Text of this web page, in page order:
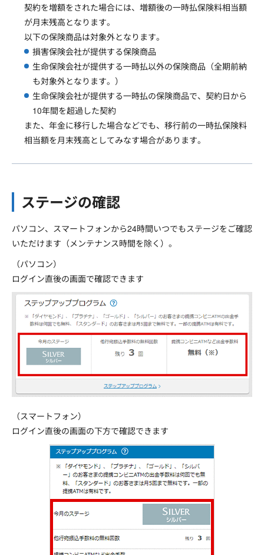
契約を増額をされた場合には、増額後の一時払保険料相当額
が月末残高となります。
以下の保険商品は対象外となります。
損害保険会社が提供する保険商品
生命保険会社が提供する一時払以外の保険商品（全期前納
も対象外となります。）
生命保険会社が提供する一時払の保険商品で、契約日から
10年間を超過した契約
また、年金に移行した場合などでも、移行前の一時払保険料
相当額を月末残高としてみなす場合があります。
ステージの確認
パソコン、スマートフォンから24時間いつでもステージをご確認
いただけます（メンテナンス時間を除く）。
（パソコン）
ログイン直後の画面で確認できます
（スマートフォン）
ログイン直後の画面の下方で確認できます